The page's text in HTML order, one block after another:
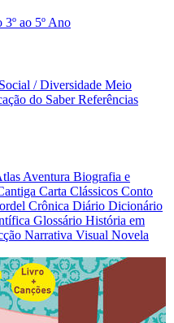
3º ao 5º Ano
/ Diversidade Meio
do SaberReferências
Aventura Biografia e
Carta Clássicos Conto
Crônica Diário Dicionário
Glossário História em
Narrativa Visual Novela